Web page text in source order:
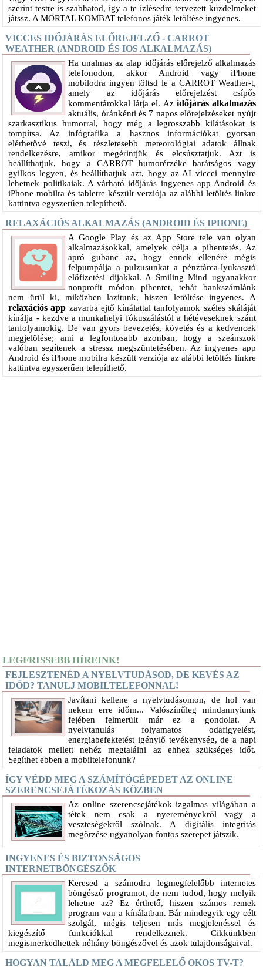
szerint testre is szabhatod, így a te ízlésedre tervezett küzdelmeket
játssz. A MORTAL KOMBAT telefonos játék letöltése ingyenes.
VICCES IDŐJÁRÁS ELŐREJELZŐ - CARROT
WEATHER (ANDROID ÉS IOS ALKALMAZÁS)
Ha unalmas az alap időjárás előrejelző alkalmazás
telefonodon, akkor Android vagy iPhone
mobilodra ingyen töltsd le a CARROT Weather-t,
amely az időjárás előrejelzést csípős
kommentárokkal látja el. Az időjárás alkalmazás
aktuális, óránkénti és 7 napos előrejelzéseket nyújt
szarkasztikus humorral, hogy még a legrosszabb kilátásokat is
tompítsa. Az infógrafika a hasznos információkat gyorsan
elérhetővé teszi, és részletesebb meteorológiai adatok állnak
rendelkezésre, amikor megérintjük és elcsúsztatjuk. Azt is
beállíthatjuk, hogy a CARROT humorérzéke barátságos vagy
gyilkos legyen, és beállíthatjuk azt, hogy az AI viccei mennyire
lehetnek politikaiak. A várható időjárás ingyenes app Android és
iPhone mobilra és tabletre készült verziója az alábbi letöltés linkre
kattintva egyszerűen telepíthető.
RELAXÁCIÓS ALKALMAZÁS (ANDROID ÉS IPHONE)
A Google Play és az App Store tele van olyan
alkalmazásokkal, amelyek célja a pihentetés. Az
apró gubanc az, hogy ennek ellenére mégis
felpumpálja a pulzusunkat a pénztárca-lyukasztó
előfizetési díjakkal. A Smiling Mind ugyanakkor
nonprofit módon pihentet, tehát bankszámlánk
nem ürül ki, miközben lazítunk, hiszen letöltése ingyenes. A
relaxációs app zavarba ejtő kínálattal tanfolyamok széles skáláját
kínálja - kezdve a munkahelyi fókuszálástól a hétéveseknek szánt
tanfolyamokig. De van gyors bevezetés, követés és a kedvencek
megjelölése; ami a legfontosabb azonban, hogy a szeánszok
valóban segítenek a stressz megszüntetésében. Az ingyenes app
Android és iPhone mobilra készült verziója az alábbi letöltés linkre
kattintva egyszerűen telepíthető.
LEGFRISSEBB HÍREINK!
FEJLESZTENÉD A NYELVTUDÁSOD, DE KEVÉS AZ
IDŐD? TANULJ MOBILTELEFONNAL!
Javítani kellene a nyelvtudásomon, de hol van
nekem erre időm... Valószínűleg mindannyiunk
fejében felmerült már ez a gondolat. A
nyelvtanulás folyamatos odafigyelést,
energiabefektetést igénylő tevékenység, de a napi
feladatok mellett nehéz megtalálni az ehhez szükséges időt.
Segíthet ebben a mobiltelefonunk?
ÍGY VÉDD MEG A SZÁMÍTÓGÉPEDET AZ ONLINE
SZERENCSEJÁTÉKOZÁS KÖZBEN
Az online szerencsejátékok izgalmas világában a
tétek nem csak a nyereményekről vagy a
veszteségekről szólnak. A digitális integritás
megőrzése ugyanolyan fontos szerepet játszik.
INGYENES ÉS BIZTONSÁGOS
INTERNETBÖNGÉSZŐK
Keresed a számodra legmegfelelőbb internetes
böngésző programot, de nem tudod, hogy melyik
lehetne az? Ez érthető, hiszen számos remek
program van a kínálatban. Bár mindegyik egy célt
szolgál, mégis teljesen más megjelenéssel és
kiegészítő funkciókkal rendelkeznek. Cikkünkben
megismerkedhettek néhány böngészővel és azok tulajdonságaival.
HOGYAN TALÁLD MEG A MEGFELELŐ OKOS TV-T?